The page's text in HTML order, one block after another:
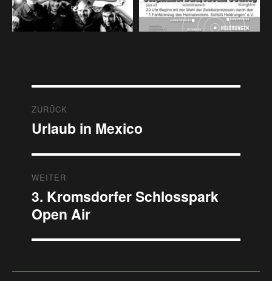
ZURÜCK
Vorheriger
Urlaub in Mexico
WEITER
Nächster
Beitrag:
3. Kromsdorfer Schlosspark
Open Air